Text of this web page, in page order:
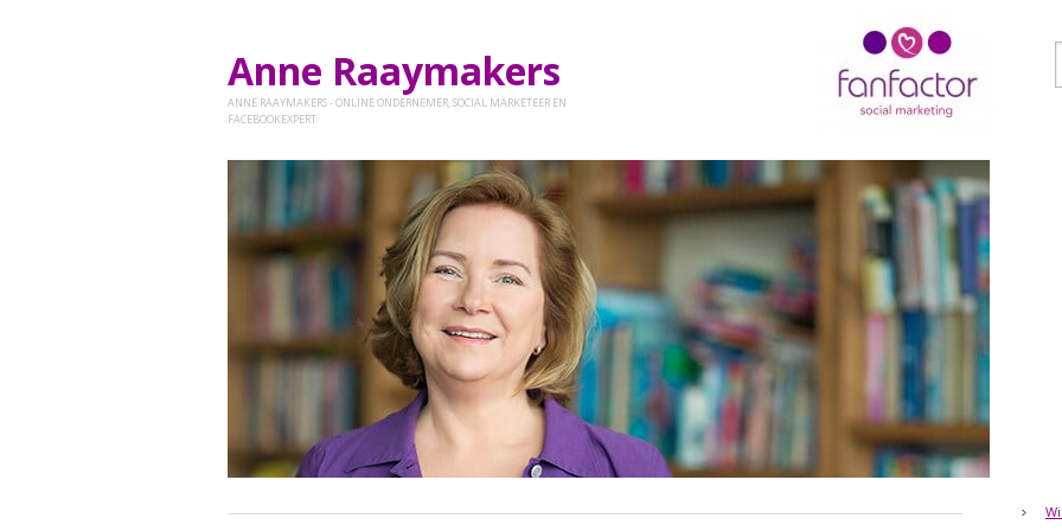
Anne Raaymakers
ANNE RAAYMAKERS - ONLINE ONDERNEMER, SOCIAL MARKETEER EN
FACEBOOKEXPERT